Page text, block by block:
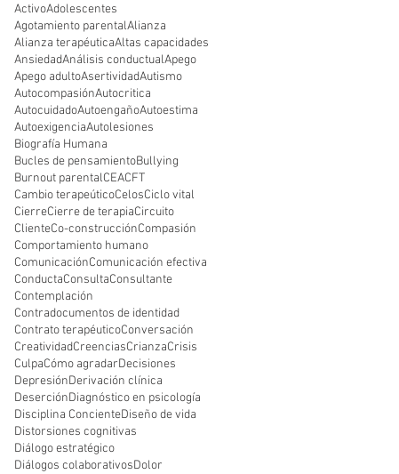
ActivoAdolescentes
Agotamiento parentalAlianza
Alianza terapéuticaAltas capacidades
AnsiedadAnálisis conductualApego
Apego adultoAsertividadAutismo
AutocompasiónAutocritica
AutocuidadoAutoengañoAutoestima
AutoexigenciaAutolesiones
Biografía Humana
Bucles de pensamientoBullying
Burnout parentalCEACFT
Cambio terapeúticoCelosCiclo vital
CierreCierre de terapiaCircuito
ClienteCo-construcciónCompasión
Comportamiento humano
ComunicaciónComunicación efectiva
ConductaConsultaConsultante
Contemplación
Contradocumentos de identidad
Contrato terapéuticoConversación
CreatividadCreenciasCrianzaCrisis
CulpaCómo agradarDecisiones
DepresiónDerivación clínica
DeserciónDiagnóstico en psicología
Disciplina ConcienteDiseño de vida
Distorsiones cognitivas
Diálogo estratégico
Diálogos colaborativosDolor